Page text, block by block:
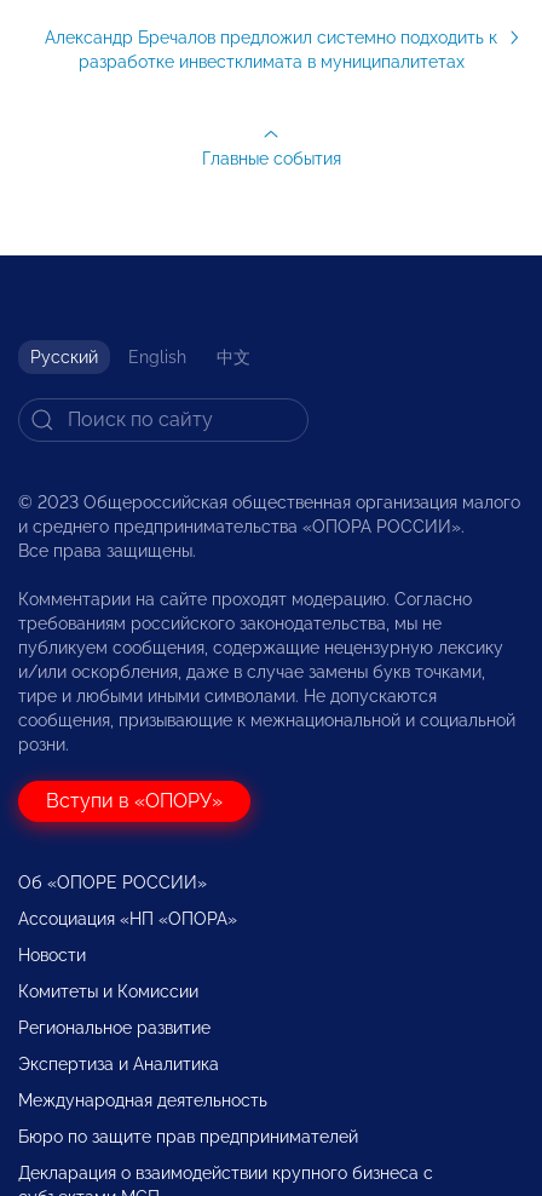
Александр Бречалов предложил системно подходить к
разработке инвестклимата в муниципалитетах
Главные события
Русский English 中文
© 2023 Общероссийская общественная организация малого
и среднего предпринимательства «ОПОРА РОССИИ».
Все права защищены.
Комментарии на сайте проходят модерацию. Согласно
требованиям российского законодательства, мы не
публикуем сообщения, содержащие нецензурную лексику
и/или оскорбления, даже в случае замены букв точками,
тире и любыми иными символами. Не допускаются
сообщения, призывающие к межнациональной и социальной
розни.
Вступи в «ОПОРУ»
Об «ОПОРЕ РОССИИ»
Ассоциация «НП «ОПОРА»
Новости
Комитеты и Комиссии
Региональное развитие
Экспертиза и Аналитика
Международная деятельность
Бюро по защите прав предпринимателей
Декларация о взаимодействии крупного бизнеса с